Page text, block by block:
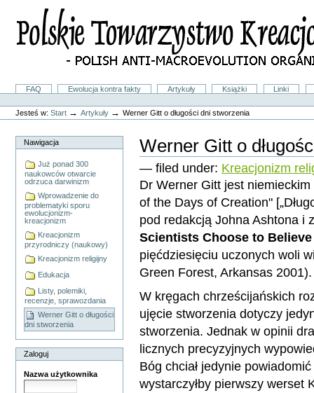
skróty
nawigacji
FAQ Ewolucja kontra fakty Artykuły Książki
Linki
Narzędzia
osobiste
Jesteś w: Start →Artykuły →Werner Gitt o długości dni stworzenia
Nawigacja
Już ponad 300
naukowców otwarcie
odrzuca darwinizm
Wprowadzenie do
problematyki sporu
ewolucjonizm-
kreacjonizm
Kreacjonizm
przyrodniczy (naukowy)
Kreacjonizm religijny
Edukacja
Listy, polemiki,
recenzje, sprawozdania
Werner Gitt o długości
dni stworzenia
Zaloguj
Nazwa użytkownika
Werner Gitt o
— filed under: Kreacjonizm
Dr Werner Gitt jest
of the Days of Creation"
pod redakcją Johna Ashtona i
Scientists Choose to
pięćdziesięciu uczonych woli
Green Forest, Arkansas 2001).
W kręgach chrześcijańskich
ujęcie stworzenia dotyczy
stworzenia. Jednak w opinii
licznych precyzyjnych
Bóg chciał jedynie
wystarczyłby pierwszy werset